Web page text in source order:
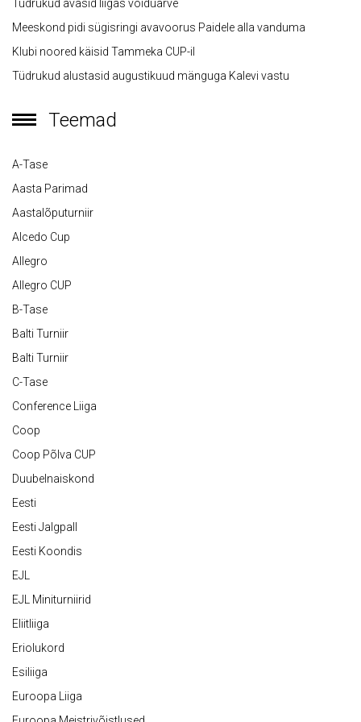
Tüdrukud avasid liigas võiduarve
Meeskond pidi sügisringi avavoorus Paidele alla vanduma
Klubi noored käisid Tammeka CUP-il
Tüdrukud alustasid augustikuud mänguga Kalevi vastu
Teemad
A-Tase
Aasta Parimad
Aastalõputurniir
Alcedo Cup
Allegro
Allegro CUP
B-Tase
Balti Turniir
Balti Turniir
C-Tase
Conference Liiga
Coop
Coop Põlva CUP
Duubelnaiskond
Eesti
Eesti Jalgpall
Eesti Koondis
EJL
EJL Miniturniirid
Eliitliiga
Eriolukord
Esiliiga
Euroopa Liiga